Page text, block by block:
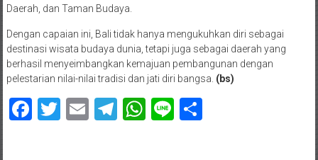
Daerah, dan Taman Budaya.
Dengan capaian ini, Bali tidak hanya mengukuhkan diri sebagai
destinasi wisata budaya dunia, tetapi juga sebagai daerah yang
berhasil menyeimbangkan kemajuan pembangunan dengan
pelestarian nilai-nilai tradisi dan jati diri bangsa. (bs)
Facebook
Twitter
EmailTelegram
WhatsApp
LineShare